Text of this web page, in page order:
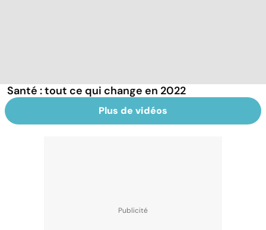
Santé : tout ce qui change en 2022
Plus de vidéos